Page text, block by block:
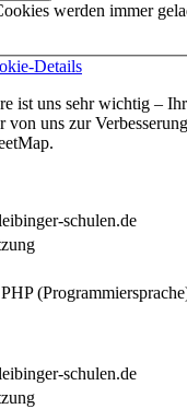
werden immer
Details
ist uns sehr wichtig –
von uns zur
schulen.de
schulen.de